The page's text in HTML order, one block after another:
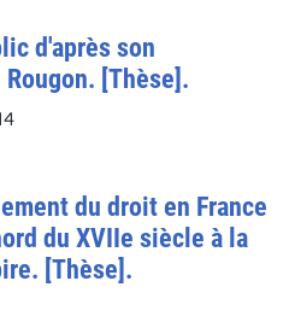
d'après son
[Thèse].
du droit en France
du XVIIe siècle à la
[Thèse].